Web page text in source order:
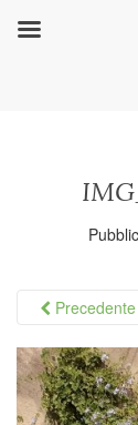
Precedente